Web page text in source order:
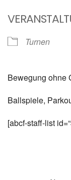
Turnen
Bewegung ohne
Ballspiele,
[abcf-staff-list